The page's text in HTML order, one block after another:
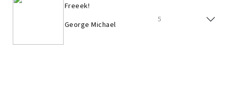
Freeek!
George Michael
5